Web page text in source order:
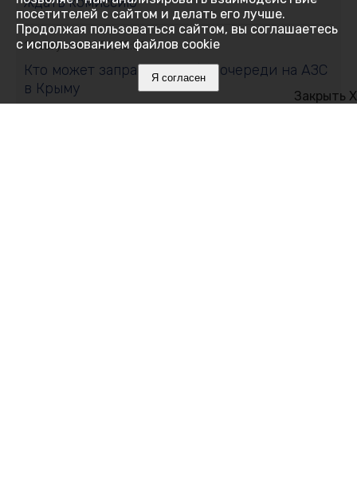
10 августа 2026, 12:01
Кто может заправляться без очереди на АЗС
в Крыму
Закрыть X
посетителей с сайтом и делать его лучше.
Продолжая пользоваться сайтом, вы соглашаетесь
с использованием файлов cookie
Я согласен